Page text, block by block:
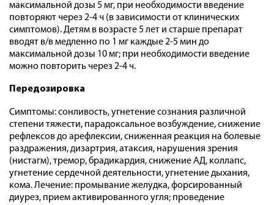
максимальной дозы 5 мг, при необходимости введение
повторяют через 2-4 ч (в зависимости от клинических
симптомов). Детям в возрасте 5 лет и старше препарат
вводят в/в медленно по 1 мг каждые 2-5 мин до
максимальной дозы 10 мг; при необходимости введение
можно повторить через 2-4 ч.
Передозировка
Симптомы: сонливость, угнетение сознания различной
степени тяжести, парадоксальное возбуждение, снижение
рефлексов до арефлексии, сниженная реакция на болевые
раздражения, дизартрия, атаксия, нарушения зрения
(нистагм), тремор, брадикардия, снижение АД, коллапс,
угнетение сердечной деятельности, угнетение дыхания,
кома. Лечение: промывание желудка, форсированный
диурез, прием активированного угля; проведение